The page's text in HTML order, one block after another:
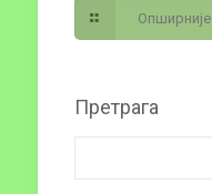
Опширније
Претрага